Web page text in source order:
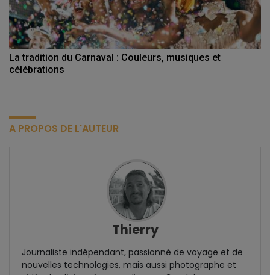
La tradition du Carnaval : Couleurs, musiques et
célébrations
A PROPOS DE L'AUTEUR
Thierry
Journaliste indépendant, passionné de voyage et de
nouvelles technologies, mais aussi photographe et